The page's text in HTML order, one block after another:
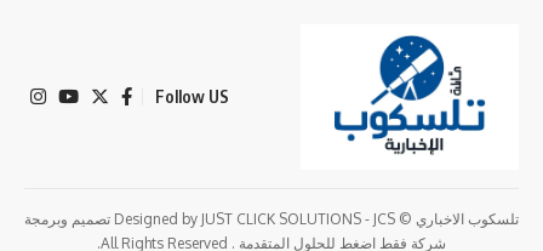
Follow US
تلسكوب الاخباري © Designed by JUST CLICK SOLUTIONS - JCS تصميم وبرمجة
شركة فقط اضغط للحلول المتقدمة . All Rights Reserved.